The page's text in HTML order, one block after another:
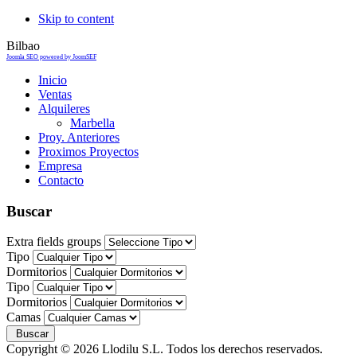
Skip to content
Bilbao
Joomla SEO powered by JoomSEF
Inicio
Ventas
Alquileres
Marbella
Proy. Anteriores
Proximos Proyectos
Empresa
Contacto
Buscar
Extra fields groups
Tipo
Dormitorios
Tipo
Dormitorios
Camas
Copyright © 2026 Llodilu S.L. Todos los derechos reservados.